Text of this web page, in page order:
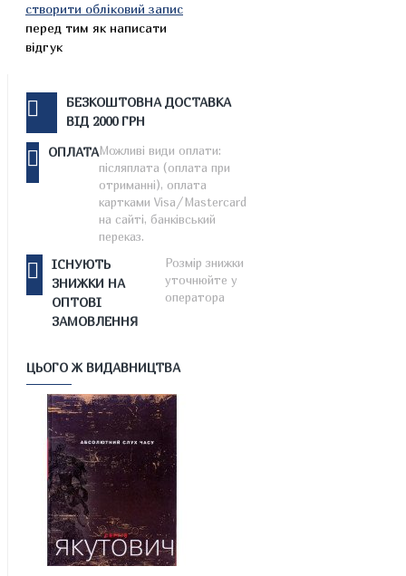
створити обліковий запис
перед тим як написати
відгук
БЕЗКОШТОВНА ДОСТАВКА
ВІД 2000 ГРН
ОПЛАТАМожливі види оплати:
післяплата (оплата при
отриманні), оплата
картками Visa/Mastercard
на сайті, банківський
переказ.
ІСНУЮТЬ
ЗНИЖКИ НА
ОПТОВІ
ЗАМОВЛЕННЯ
Розмір знижки
уточнюйте у
оператора
ЦЬОГО Ж ВИДАВНИЦТВА